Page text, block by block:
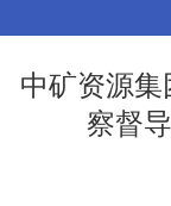
中矿资源
察督